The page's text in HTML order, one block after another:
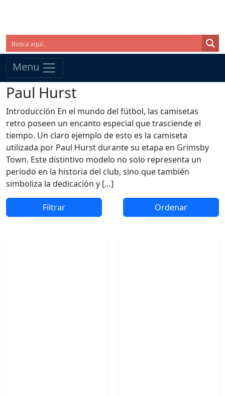
Menu
Paul Hurst
Introducción En el mundo del fútbol, las camisetas
retro poseen un encanto especial que trasciende el
tiempo. Un claro ejemplo de esto es la camiseta
utilizada por Paul Hurst durante su etapa en Grimsby
Town. Este distintivo modelo no solo representa un
periodo en la historia del club, sino que también
simboliza la dedicación y […]
Filtrar Ordenar